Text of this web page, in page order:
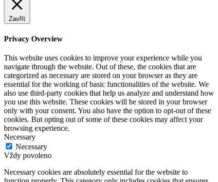
Zavřít
Privacy Overview
This website uses cookies to improve your experience while you
navigate through the website. Out of these, the cookies that are
categorized as necessary are stored on your browser as they are
essential for the working of basic functionalities of the website. We
also use third-party cookies that help us analyze and understand how
you use this website. These cookies will be stored in your browser
only with your consent. You also have the option to opt-out of these
cookies. But opting out of some of these cookies may affect your
browsing experience.
Necessary
Necessary
Vždy povoleno
Necessary cookies are absolutely essential for the website to